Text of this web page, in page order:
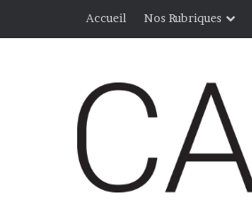
Accueil Nos Rubriques